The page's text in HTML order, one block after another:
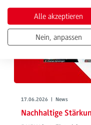
17.06.2026 | News
Nachhaltige
Alle akzeptieren
Nein, anpassen